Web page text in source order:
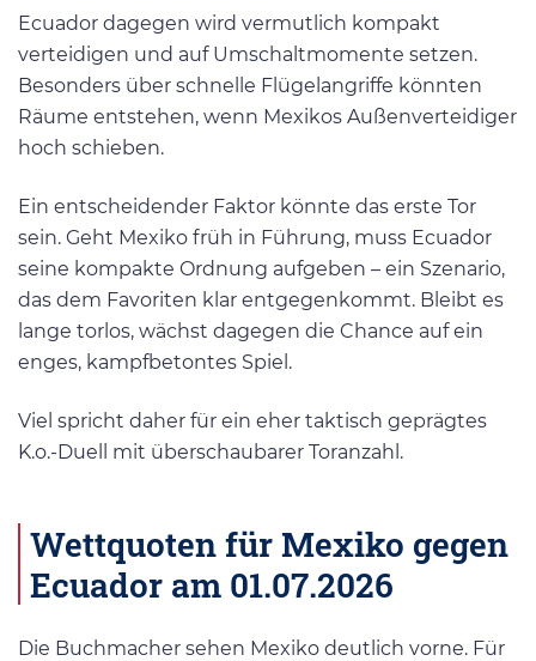
Ecuador dagegen wird vermutlich kompakt
verteidigen und auf Umschaltmomente setzen.
Besonders über schnelle Flügelangriffe könnten
Räume entstehen, wenn Mexikos Außenverteidiger
hoch schieben.
Ein entscheidender Faktor könnte das erste Tor
sein. Geht Mexiko früh in Führung, muss Ecuador
seine kompakte Ordnung aufgeben – ein Szenario,
das dem Favoriten klar entgegenkommt. Bleibt es
lange torlos, wächst dagegen die Chance auf ein
enges, kampfbetontes Spiel.
Viel spricht daher für ein eher taktisch geprägtes
K.o.-Duell mit überschaubarer Toranzahl.
Wettquoten für Mexiko gegen
Ecuador am 01.07.2026
Die Buchmacher sehen Mexiko deutlich vorne. Für